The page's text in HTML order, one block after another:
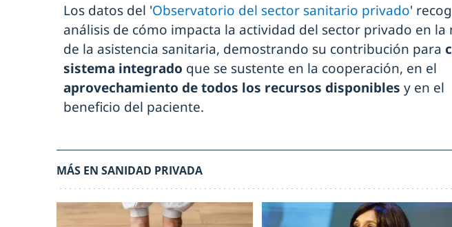
Los datos del 'Observatorio del sector sanitario privado'
análisis de cómo impacta la actividad del sector privado en la
de la asistencia sanitaria, demostrando su contribución para
sistema integrado que se sustente en la cooperación, en el
aprovechamiento de todos los recursos disponibles y en el
beneficio del paciente.
MÁS EN SANIDAD PRIVADA